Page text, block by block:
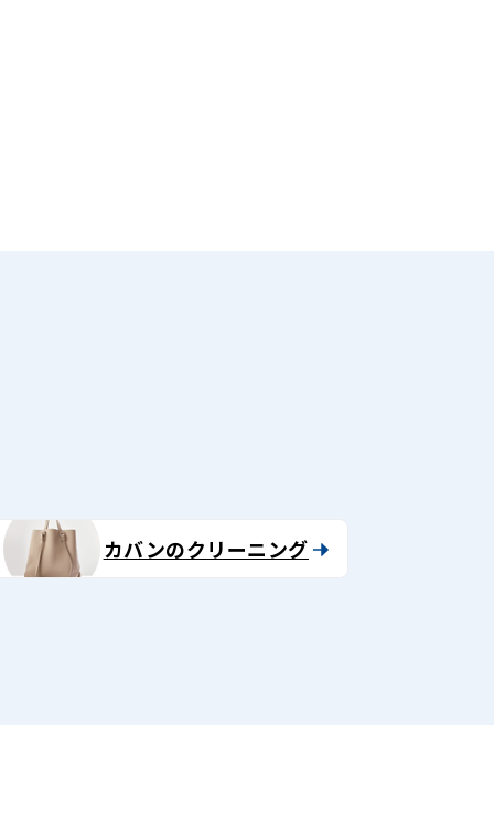
カバンのクリーニング